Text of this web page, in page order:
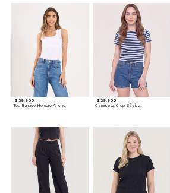
$ 39.900
Top Basico Hombro Ancho
$ 39.900
Camiseta Crop Básica